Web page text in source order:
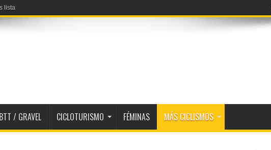
lista
BTT / GRAVEL CICLOTURISMO FÉMINAS MÁS CICLISMOS